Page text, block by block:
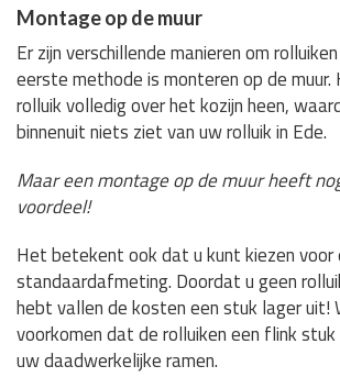
Montage op de muur
Er zijn verschillende manieren om
eerste methode is monteren op de muur.
rolluik volledig over het kozijn heen,
binnenuit niets ziet van uw rolluik in Ede.
Maar een montage op de muur heeft
voordeel!
Het betekent ook dat u kunt kiezen voor
standaardafmeting. Doordat u geen
hebt vallen de kosten een stuk lager uit!
voorkomen dat de rolluiken een flink stuk
uw daadwerkelijke ramen.